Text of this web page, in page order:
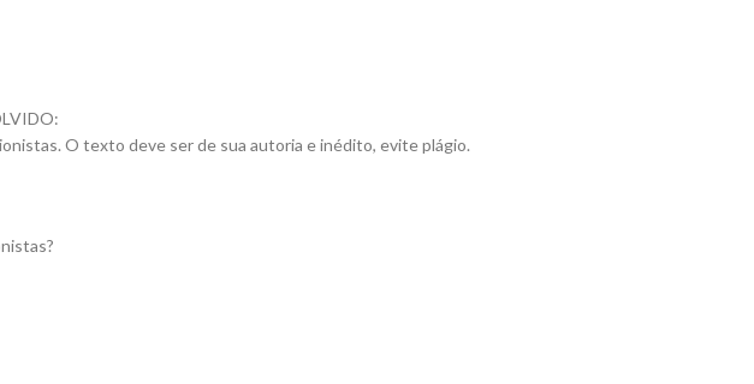
O texto deve ser de sua autoria e inédito, evite plágio.